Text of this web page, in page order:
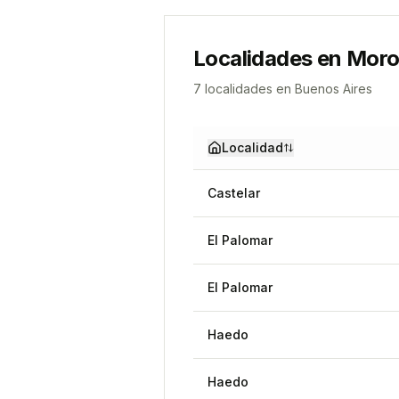
Localidades en
7 localidades en Buenos Aires
Localidad
Castelar
El Palomar
El Palomar
Haedo
Haedo